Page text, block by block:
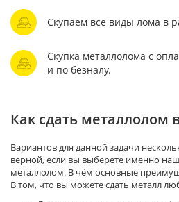
Скупаем все виды лома в
Скупка металлолома с
и по безналу.
Как сдать металлолом
Вариантов для данной задачи
верной, если вы выберете именно
металлолом. В чём основные
В том, что вы можете сдать металл